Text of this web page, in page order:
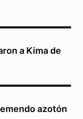
a Kima de
azotón